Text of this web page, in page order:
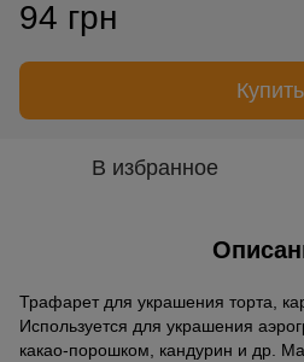
94 грн
Купить
В избранное
Трафарет для украшения торта,
Используется для украшения
какао-порошком, кандурин и др.